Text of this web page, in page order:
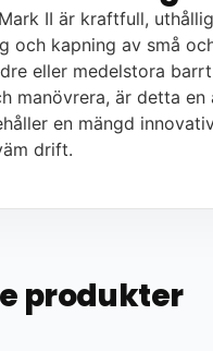
II är kraftfull,
och kapning av små
eller medelstora
manövrera, är detta en
en mängd
drift.
produkter